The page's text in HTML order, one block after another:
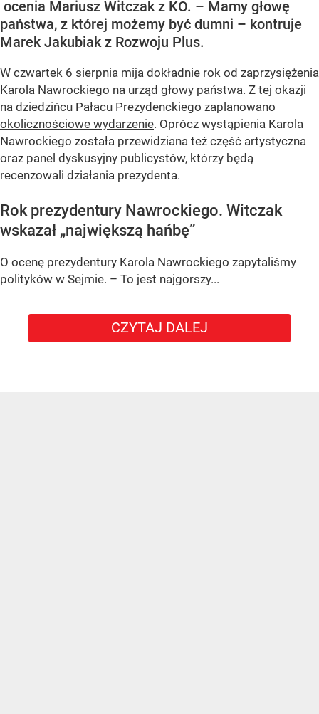
ocenia Mariusz Witczak z KO. – Mamy głowę
państwa, z której możemy być dumni – kontruje
Marek Jakubiak z Rozwoju Plus.
W czwartek 6 sierpnia mija dokładnie rok od zaprzysiężenia
Karola Nawrockiego na urząd głowy państwa. Z tej okazji
na dziedzińcu Pałacu Prezydenckiego zaplanowano
okolicznościowe wydarzenie. Oprócz wystąpienia Karola
Nawrockiego została przewidziana też część artystyczna
oraz panel dyskusyjny publicystów, którzy będą
recenzowali działania prezydenta.
Rok prezydentury Nawrockiego. Witczak
wskazał „największą hańbę”
O ocenę prezydentury Karola Nawrockiego zapytaliśmy
polityków w Sejmie. – To jest najgorszy...
CZYTAJ DALEJ